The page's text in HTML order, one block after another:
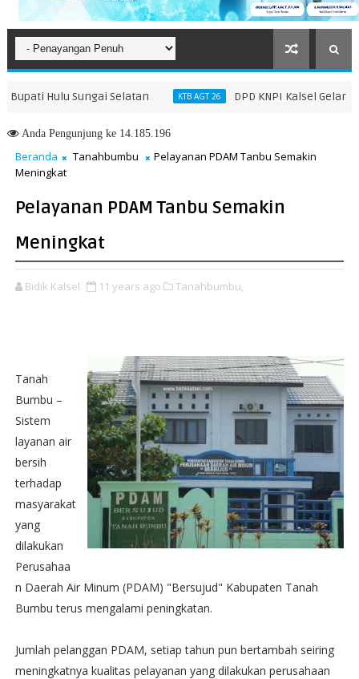
Hulu Sungai Selatan KTB AGT 26 DPD KNPI Kalsel Gelar
AndaPengunjung ke 14.185.196
Beranda Tanahbumbu
Pelayanan PDAM Tanbu Semakin
Meningkat
Pelayanan PDAM Tanbu Semakin
Meningkat
Bidik Kalsel 11 years ago Tanahbumbu,
Tanah
Bumbu –
Sistem
layanan air
bersih
terhadap
masyarakat
yang
dilakukan
Perusahaa
n Daerah Air Minum (PDAM) "Bersujud" Kabupaten Tanah
Bumbu terus mengalami peningkatan.
Jumlah pelanggan PDAM, setiap tahun pun bertambah seiring
meningkatnya kualitas pelayanan yang dilakukan perusahaan